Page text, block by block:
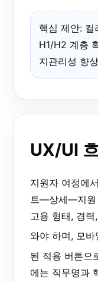
핵심 제안:
H1/H2 계층
지관리성 향
UX/UI
지원자 여정에
트—상세—지원
고용 형태, 경
와야 하며, 모바
된 적용 버튼으
에는 직무명과